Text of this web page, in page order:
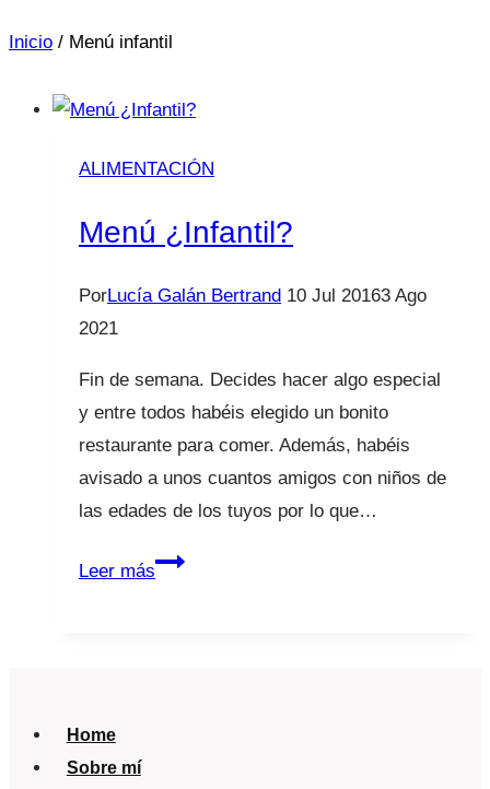
Inicio / Menú infantil
ALIMENTACIÓN
Menú ¿Infantil?
PorLucía Galán Bertrand 10 Jul 20163 Ago
2021
Fin de semana. Decides hacer algo especial
y entre todos habéis elegido un bonito
restaurante para comer. Además, habéis
avisado a unos cuantos amigos con niños de
las edades de los tuyos por lo que…
Leer másMenú
Home
Sobre mí